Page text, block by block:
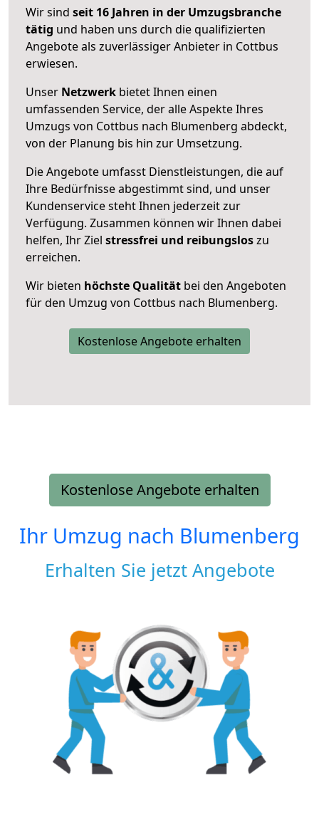
Wir sind seit 16 Jahren in der Umzugsbranche
tätig und haben uns durch die qualifizierten
Angebote als zuverlässiger Anbieter in Cottbus
erwiesen.
Unser Netzwerk bietet Ihnen einen
umfassenden Service, der alle Aspekte Ihres
Umzugs von Cottbus nach Blumenberg abdeckt,
von der Planung bis hin zur Umsetzung.
Die Angebote umfasst Dienstleistungen, die auf
Ihre Bedürfnisse abgestimmt sind, und unser
Kundenservice steht Ihnen jederzeit zur
Verfügung. Zusammen können wir Ihnen dabei
helfen, Ihr Ziel stressfrei und reibungsloszu
erreichen.
Wir bieten höchste Qualität bei den Angeboten
für den Umzug von Cottbus nach Blumenberg.
Kostenlose Angebote erhalten
Kostenlose Angebote erhalten
Ihr Umzug nach Blumenberg
Erhalten Sie jetzt Angebote